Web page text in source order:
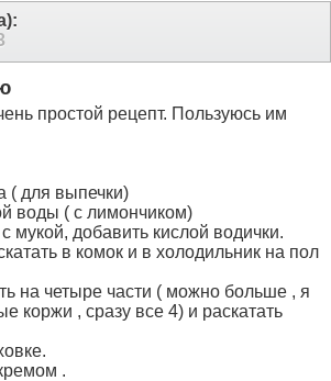
простой рецепт. Пользуюсь им
( для выпечки)
воды ( с лимончиком)
мукой, добавить кислой водички.
в комок и в холодильник на пол
на четыре части ( можно больше , я
коржи , сразу все 4) и раскатать
.